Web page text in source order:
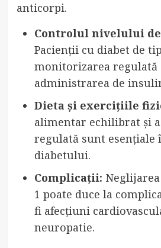
anticorpi.
Controlul nivelului de
Pacienții cu diabet de
monitorizarea regulată
administrarea de
Dieta și exercițiile
alimentar echilibrat și
regulată sunt esențiale
diabetului.
Complicații:
1 poate duce la
fi afecțiuni
neuropatie.